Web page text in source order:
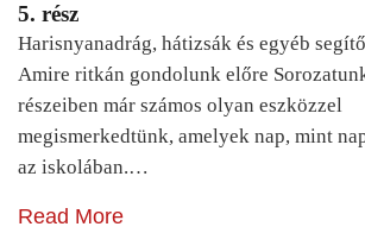
5. rész
Harisnyanadrág, hátizsák és egyéb
Amire ritkán gondolunk előre
részeiben már számos olyan eszközzel
megismerkedtünk, amelyek nap, mint
az iskolában.…
Read More